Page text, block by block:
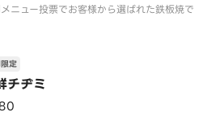
ニュー投票でお客様から選ばれた鉄板焼で
チヂミ
定